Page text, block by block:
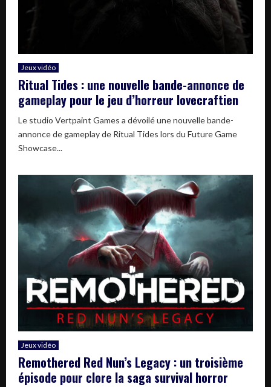
Jeux vidéo
Ritual Tides : une nouvelle bande-annonce de
gameplay pour le jeu d’horreur lovecraftien
Le studio Vertpaint Games a dévoilé une nouvelle bande-
annonce de gameplay de Ritual Tides lors du Future Game
Showcase...
Jeux vidéo
Remothered Red Nun’s Legacy : un troisième
épisode pour clore la saga survival horror